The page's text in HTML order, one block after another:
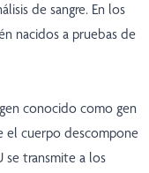
de sangre. En los
nacidos a pruebas de
conocido como gen
el cuerpo descompone
se transmite a los